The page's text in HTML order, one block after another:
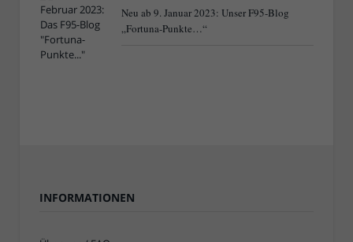
Neu ab 9. Januar 2023: Unser F95-Blog
„Fortuna-Punkte…“
INFORMATIONEN